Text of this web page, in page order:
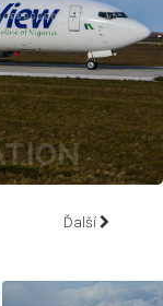
Ďalší